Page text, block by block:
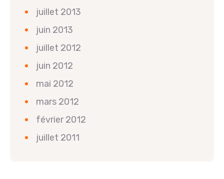
juillet 2013
juin 2013
juillet 2012
juin 2012
mai 2012
mars 2012
février 2012
juillet 2011